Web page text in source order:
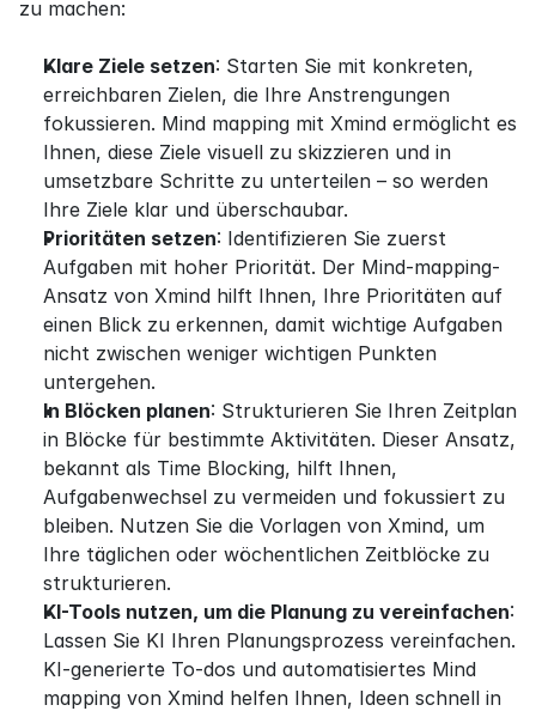
zu machen:
Klare Ziele setzen: Starten Sie mit konkreten,
erreichbaren Zielen, die Ihre Anstrengungen
fokussieren. Mind mapping mit Xmind ermöglicht es
Ihnen, diese Ziele visuell zu skizzieren und in
umsetzbare Schritte zu unterteilen – so werden
Ihre Ziele klar und überschaubar.
Prioritäten setzen: Identifizieren Sie zuerst
Aufgaben mit hoher Priorität. Der Mind-mapping-
Ansatz von Xmind hilft Ihnen, Ihre Prioritäten auf
einen Blick zu erkennen, damit wichtige Aufgaben
nicht zwischen weniger wichtigen Punkten
untergehen.
In Blöcken planen: Strukturieren Sie Ihren Zeitplan
in Blöcke für bestimmte Aktivitäten. Dieser Ansatz,
bekannt als Time Blocking, hilft Ihnen,
Aufgabenwechsel zu vermeiden und fokussiert zu
bleiben. Nutzen Sie die Vorlagen von Xmind, um
Ihre täglichen oder wöchentlichen Zeitblöcke zu
strukturieren.
KI-Tools nutzen, um die Planung zu vereinfachen:
Lassen Sie KI Ihren Planungsprozess vereinfachen.
KI-generierte To-dos und automatisiertes Mind
mapping von Xmind helfen Ihnen, Ideen schnell in